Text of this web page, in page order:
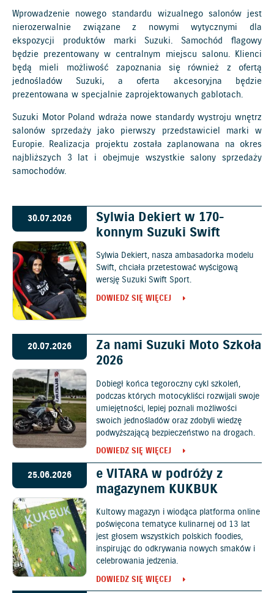
Wprowadzenie nowego standardu wizualnego salonów jest
nierozerwalnie związane z nowymi wytycznymi dla
ekspozycji produktów marki Suzuki. Samochód flagowy
będzie prezentowany w centralnym miejscu salonu. Klienci
będą mieli możliwość zapoznania się również z ofertą
jednośladów Suzuki, a oferta akcesoryjna będzie
prezentowana w specjalnie zaprojektowanych gablotach.
Suzuki Motor Poland wdraża nowe standardy wystroju wnętrz
salonów sprzedaży jako pierwszy przedstawiciel marki w
Europie. Realizacja projektu została zaplanowana na okres
najbliższych 3 lat i obejmuje wszystkie salony sprzedaży
samochodów.
30.07.2026
Sylwia Dekiert w 170-
konnym Suzuki Swift
Sylwia Dekiert, nasza ambasadorka modelu
Swift, chciała przetestować wyścigową
wersję Suzuki Swift Sport.
DOWIEDZ SIĘ WIĘCEJ
20.07.2026
Za nami Suzuki Moto Szkoła
2026
Dobiegł końca tegoroczny cykl szkoleń,
podczas których motocykliści rozwijali swoje
umiejętności, lepiej poznali możliwości
swoich jednośladów oraz zdobyli wiedzę
podwyższającą bezpieczeństwo na drogach.
DOWIEDZ SIĘ WIĘCEJ
25.06.2026
e VITARA w podróży z
magazynem KUKBUK
Kultowy magazyn i wiodąca platforma online
poświęcona tematyce kulinarnej od 13 lat
jest głosem wszystkich polskich foodies,
inspirując do odkrywania nowych smaków i
celebrowania jedzenia.
DOWIEDZ SIĘ WIĘCEJ